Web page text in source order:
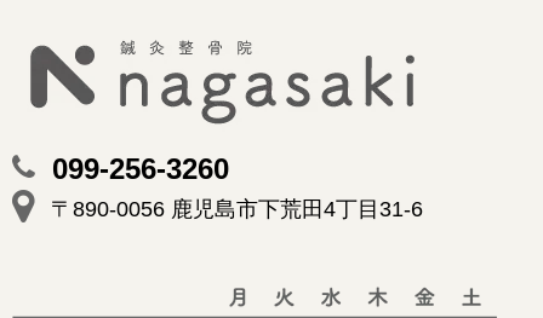
099-256-3260
〒890-0056 鹿児島市下荒田4丁目31-6